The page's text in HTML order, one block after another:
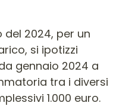
del 2024, per un
si ipotizzi
gennaio 2024 a
tra i diversi
1.000 euro.